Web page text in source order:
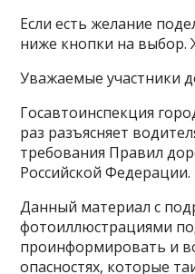
Если есть желание
ниже кнопки на выбор.
Уважаемые участники
Госавтоинспекция
раз разъясняет
требования Правил
Российской Федерации.
Данный материал с
фотоиллюстрациями
проинформировать и
опасностях, которые